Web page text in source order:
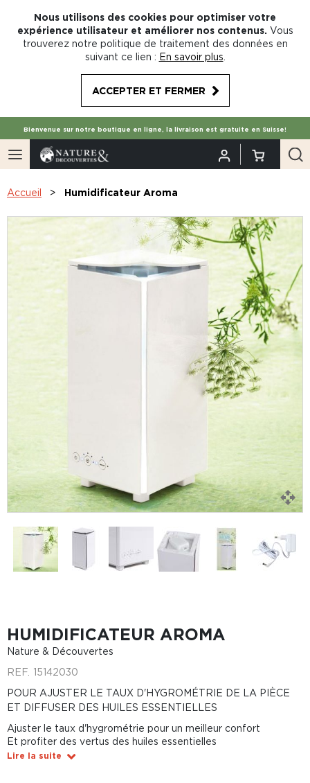
Nous utilisons des cookies pour optimiser votre
expérience utilisateur et améliorer nos contenus. Vous
trouverez notre politique de traitement des données en
suivant ce lien : En savoir plus
ACCEPTER ET FERMER
Bienvenue sur notre boutique en ligne, la livraison est gratuite en Suisse!
Accueil Humidificateur Aroma
HUMIDIFICATEUR AROMA
Nature & Découvertes
REF. 15142030
POUR AJUSTER LE TAUX D'HYGROMÉTRIE DE LA PIÈCE
ET DIFFUSER DES HUILES ESSENTIELLES
Ajuster le taux d'hygrométrie pour un meilleur confort
Et profiter des vertus des huiles essentielles
Lire la suite